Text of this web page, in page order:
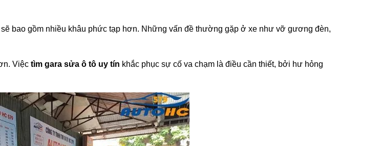
bao gồm nhiều khâu phức tạp hơn. Những vấn đề thường gặp ở xe như vỡ gương đèn,
Việc tìm gara sửa ô tô uy tín khắc phục sự cố va chạm là điều cần thiết, bởi hư hỏng